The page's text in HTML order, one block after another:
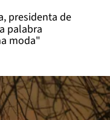
presidenta de
palabra
moda"